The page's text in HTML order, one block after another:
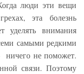
люди эти вещи
эта болезнь
уделять внимания
самыми редкими
ничего не поможет.
связи. Поэтому